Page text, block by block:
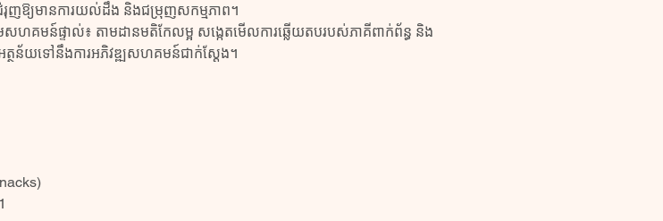
រុញឱ្យមានការយល់ដឹង និងជម្រុញសកម្មភាព។
ហគមន៍ផ្ទាល់៖ តាមដានមតិកែលម្អ សង្កេតមើលការឆ្លើយតបរបស់ភាគីពាក់ព័ន្ធ និង
អត្ថន័យទៅនឹងការអភិវឌ្ឍសហគមន៍ជាក់ស្ដែង។